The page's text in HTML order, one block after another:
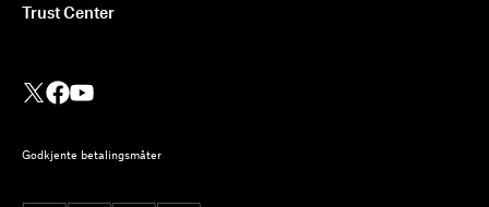
Trust Center
Godkjente betalingsmåter